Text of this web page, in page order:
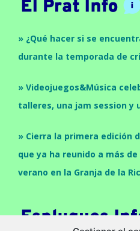
» ¿Qué hacer si se
durante la temporada de
» Videojuegos&Música
talleres, una jam session y
» Cierra la primera edición
que ya ha reunido a más
verano en la Granja de la